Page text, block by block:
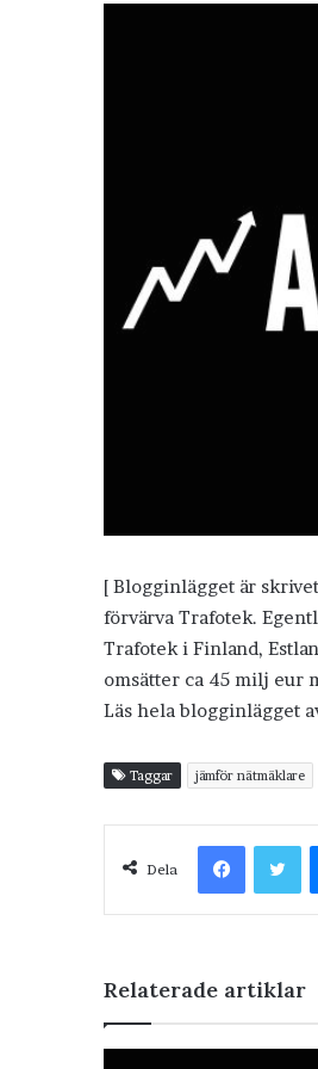
[ Blogginlägget är
förvärva Trafotek.
Trafotek i Finland,
omsätter ca 45 milj eur
Läs hela blogginlägget
Taggar jämför nätmäklare
Dela
Facebook
Relaterade artiklar